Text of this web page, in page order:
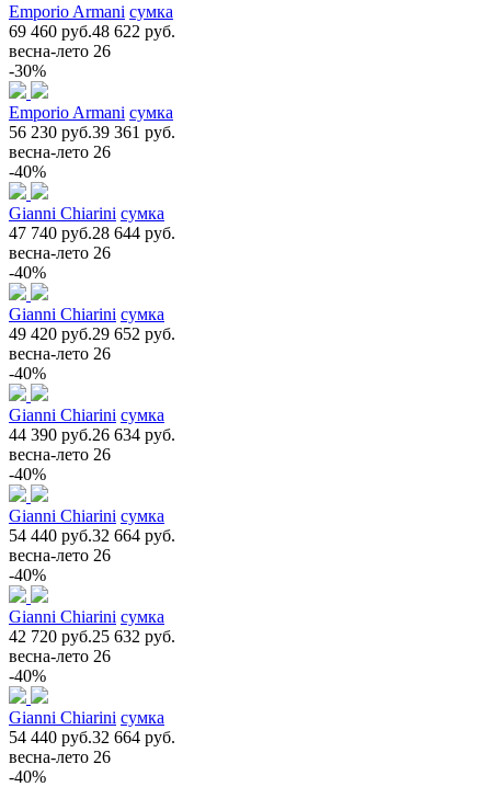
Emporio Armani сумка
69 460 руб.48 622 руб.
весна-лето 26
-30%
Emporio Armani сумка
56 230 руб.39 361 руб.
весна-лето 26
-40%
Gianni Chiarini сумка
47 740 руб.28 644 руб.
весна-лето 26
-40%
Gianni Chiarini сумка
49 420 руб.29 652 руб.
весна-лето 26
-40%
Gianni Chiarini сумка
44 390 руб.26 634 руб.
весна-лето 26
-40%
Gianni Chiarini сумка
54 440 руб.32 664 руб.
весна-лето 26
-40%
Gianni Chiarini сумка
42 720 руб.25 632 руб.
весна-лето 26
-40%
Gianni Chiarini сумка
54 440 руб.32 664 руб.
весна-лето 26
-40%